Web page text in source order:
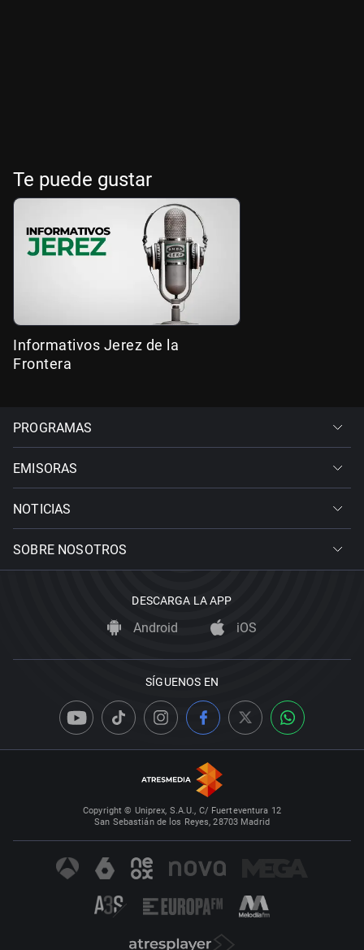
Te puede gustar
Informativos Jerez de la
Frontera
PROGRAMAS
EMISORAS
NOTICIAS
SOBRE NOSOTROS
DESCARGA LA APP
Android iOS
SÍGUENOS EN
Copyright © Uniprex, S.A.U., C/ Fuerteventura 12
San Sebastián de los Reyes, 28703 Madrid